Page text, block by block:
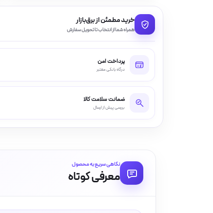
نگاهی سریع به محصول
معرفی کوتاه
خرید مطمئن از برق‌بازار
همراه شما از انتخاب تا تحویل سفارش
پرداخت امن
درگاه بانکی معتبر
ضمانت سلامت کالا
بررسی پیش از ارسال